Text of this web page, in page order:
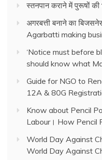
स्तनपान कराने में पुरूषों की
अगरबत्ती बनाने का
Agarbatti making
‘Notice must before
should know what
Guide for NGO to
12A & 80G
Know about Pencil
Labour। How Pencil
World Day Against
World Day Against